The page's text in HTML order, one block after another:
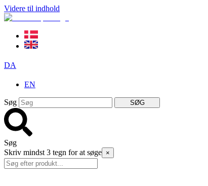
Videre til indhold
DA
EN
Søg SØG
Søg
Skriv mindst 3 tegn for at søge ×